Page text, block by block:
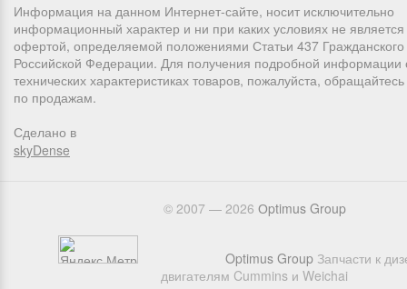
Информация на данном Интернет-сайте, носит исключительно
информационный характер и ни при каких условиях не
офертой, определяемой положениями Статьи 437 Гражданского
Российской Федерации. Для получения подробной информации
технических характеристиках товаров, пожалуйста,
по продажам.
Сделано в
skyDense
© 2007 — 2026 Оptimus Group
Optimus Group Запчасти к
двигателям Cummins и Weichai